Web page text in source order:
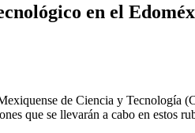
en el Edoméx
de Ciencia y Tecnología
que se llevarán a cabo en estos